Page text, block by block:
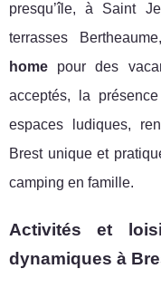
presqu’île, à Saint
terrasses
home pour des
acceptés, la
espaces ludiques,
Brest unique et
camping en famille.
Activités et
dynamiques à